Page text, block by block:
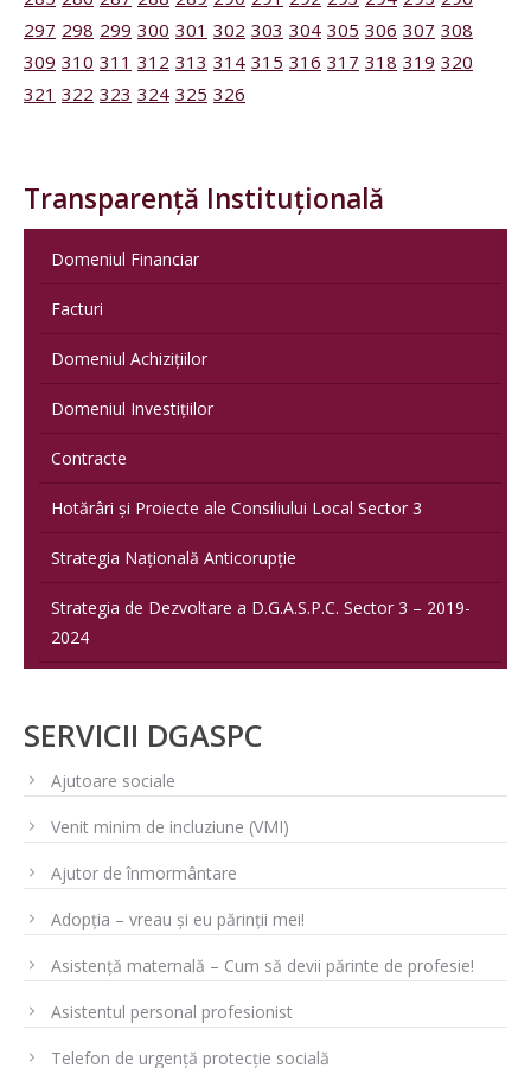
297 298 299 300 301 302 303 304 305 306 307 308
309 310 311 312 313 314 315 316 317 318 319 320
321 322 323 324 325 326
Transparență Instituțională
Domeniul Financiar
Facturi
Domeniul Achizițiilor
Domeniul Investițiilor
Contracte
Hotărâri și Proiecte ale Consiliului Local Sector 3
Strategia Națională Anticorupție
Strategia de Dezvoltare a D.G.A.S.P.C. Sector 3 – 2019-
2024
SERVICII DGASPC
Ajutoare sociale
Venit minim de incluziune (VMI)
Ajutor de înmormântare
Adopția – vreau și eu părinții mei!
Asistență maternală – Cum să devii părinte de profesie!
Asistentul personal profesionist
Telefon de urgență protecție socială